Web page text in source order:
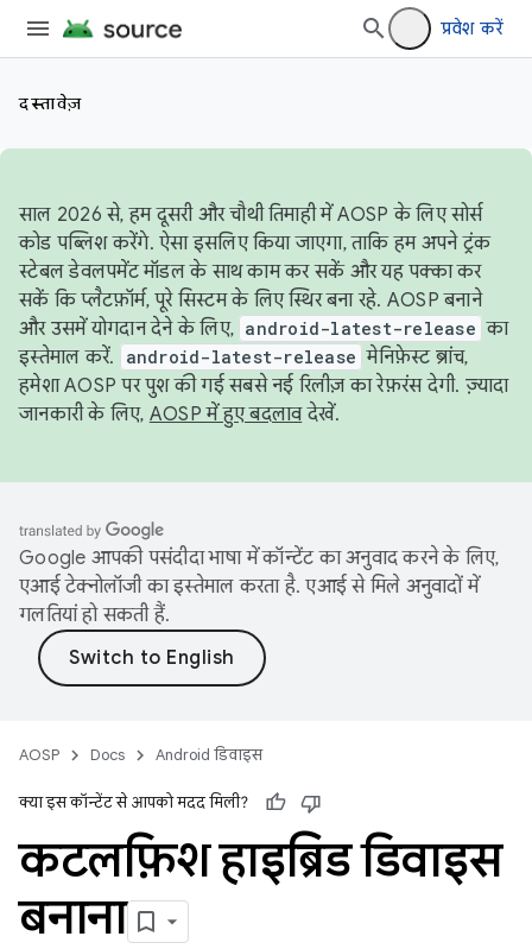
प्रवेश करें
दस्तावेज़
साल 2026 से, हम दूसरी और चौथी तिमाही में AOSP के लिए सोर्स
कोड पब्लिश करेंगे. ऐसा इसलिए किया जाएगा, ताकि हम अपने ट्रंक
स्टेबल डेवलपमेंट मॉडल के साथ काम कर सकें और यह पक्का कर
सकें कि प्लैटफ़ॉर्म, पूरे सिस्टम के लिए स्थिर बना रहे. AOSP बनाने
और उसमें योगदान देने के लिए, android-latest-release का
इस्तेमाल करें.
android-latest-release मेनिफ़ेस्ट ब्रांच,
हमेशा AOSP पर पुश की गई सबसे नई रिलीज़ का रेफ़रंस देगी. ज़्यादा
जानकारी के लिए, AOSP में हुए बदलावदेखें.
Google आपकी पसंदीदा भाषा में कॉन्टेंट का अनुवाद करने के लिए,
एआई टेक्नोलॉजी का इस्तेमाल करता है. एआई से मिले अनुवादों में
गलतियां हो सकती हैं.
AOSP Docs Android डिवाइस
क्या इस कॉन्टेंट से आपको मदद मिली?
कटलफ़िश हाइब्रिड डिवाइस
बनाना